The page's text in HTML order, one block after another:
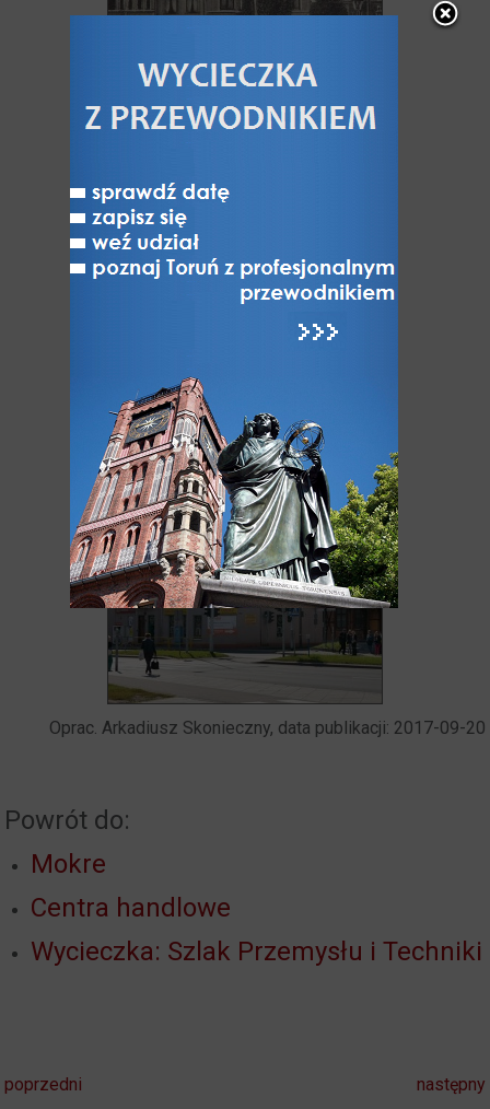
Oprac. Arkadiusz Skonieczny, data publikacji: 2017-09-20
Powrót do:
Mokre
Centra handlowe
Wycieczka: Szlak Przemysłu i Techniki
poprzedni następny